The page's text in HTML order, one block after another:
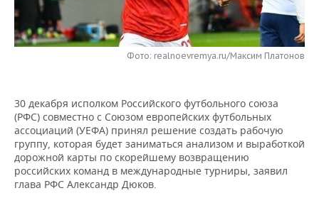
НЕФТЕХИМИЯ
НЕФТЬ
ЭНЕРГЕТИКА
РОЗНИЧНАЯ ТОРГОВЛЯ
НОВОСТИ ТЕХНОЛОГИЙ
ТЕЛЕКОММУНИКАЦИИ
МЕРОПРИЯТИЯ
НОВОСТИ МЕРОПРИЯТИЙ
БИЗНЕС-БРАНЧИ
ONLINE-КОНФЕРЕНЦИИ
ОТКРЫТАЯ ЛЕКЦИЯ
ФУТБОЛ
ХОККЕЙ
БАСКЕТБОЛ
НОВОСТИ ОБЩЕСТВА
ВЛАСТЬ
ИНФРАСТРУКТУРА
ФОТОГАЛЕРЕЯ
СЮЖЕТЫ
СПРАВОЧНИК
Фото: realnoevremya.ru/Максим Платонов
30 декабря исполком Российского футбольного союза
(РФС) совместно с Союзом европейских футбольных
ассоциаций (УЕФА) принял решение создать рабочую
группу, которая будет заниматься анализом и выработкой
дорожной карты по скорейшему возвращению
российских команд в международные турниры, заявил
глава РФС Александр Дюков.